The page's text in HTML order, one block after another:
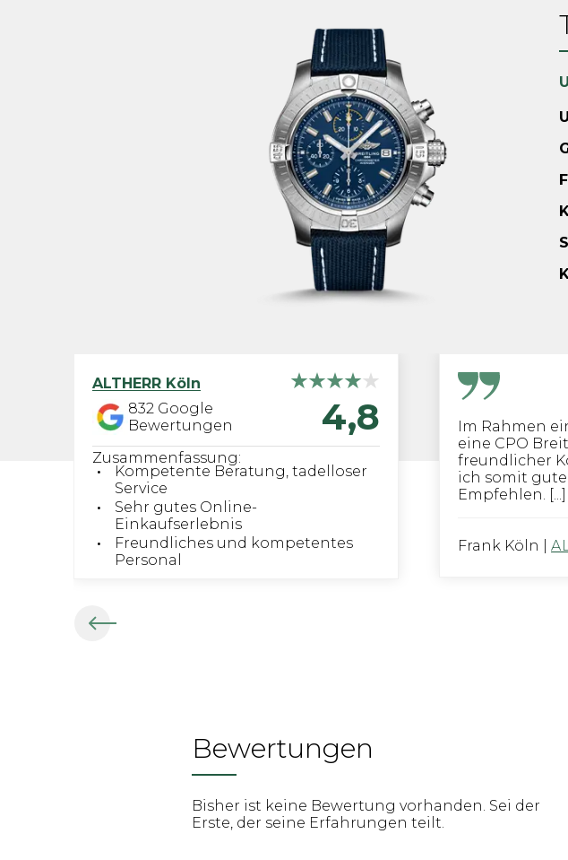
ALTHERR Köln
832 Google
Bewertungen
4,8
Zusammenfassung:
Kompetente Beratung, tadelloser
Service
Sehr gutes Online-
Einkaufserlebnis
Freundliches und kompetentes
Personal
Im Rahmen
eine CPO
freundlicher
ich somit
Empfehlen. [...]
Frank Köln
Bewertungen
Bisher ist keine Bewertung vorhanden. Sei der
Erste, der seine Erfahrungen teilt.